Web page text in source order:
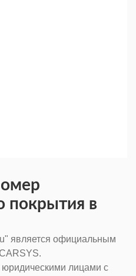
покрытия в
является официальным
лицами с